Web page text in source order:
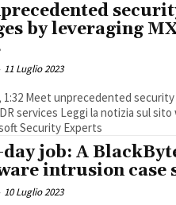
by leveraging
11 Luglio 2023
challenges by
sul sito web dell' Autore
Security Experts
day job: A
intrusion case
10 Luglio 2023